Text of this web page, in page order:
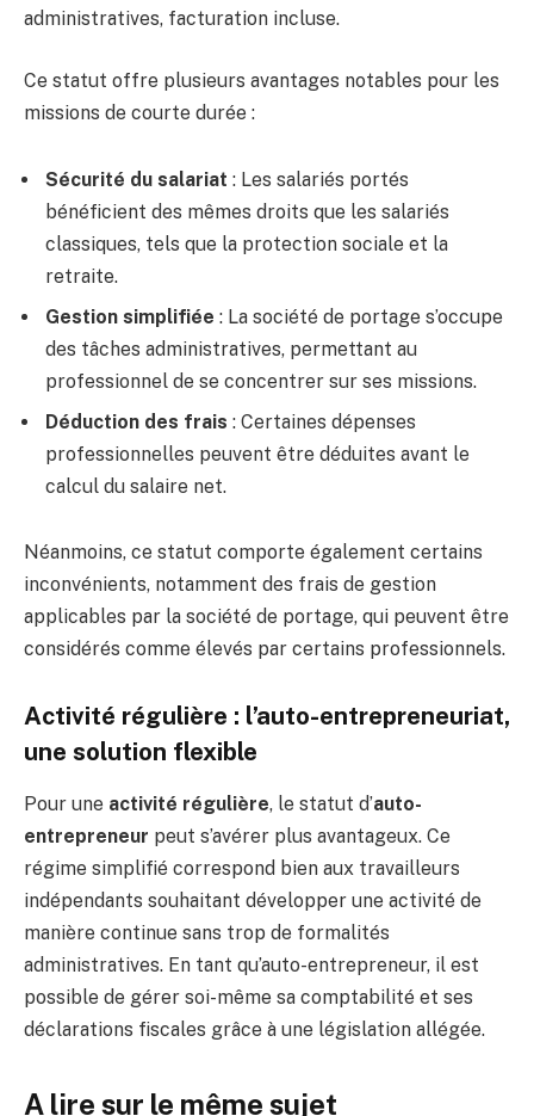
administratives, facturation incluse.
Ce statut offre plusieurs avantages notables pour les
missions de courte durée :
Sécurité du salariat : Les salariés portés
bénéficient des mêmes droits que les salariés
classiques, tels que la protection sociale et la
retraite.
Gestion simplifiée : La société de portage s’occupe
des tâches administratives, permettant au
professionnel de se concentrer sur ses missions.
Déduction des frais : Certaines dépenses
professionnelles peuvent être déduites avant le
calcul du salaire net.
Néanmoins, ce statut comporte également certains
inconvénients, notamment des frais de gestion
applicables par la société de portage, qui peuvent être
considérés comme élevés par certains professionnels.
Activité régulière : l’auto-entrepreneuriat,
une solution flexible
Pour une activité régulière, le statut d’auto-
entrepreneur peut s’avérer plus avantageux. Ce
régime simplifié correspond bien aux travailleurs
indépendants souhaitant développer une activité de
manière continue sans trop de formalités
administratives. En tant qu’auto-entrepreneur, il est
possible de gérer soi-même sa comptabilité et ses
déclarations fiscales grâce à une législation allégée.
A lire sur le même sujet